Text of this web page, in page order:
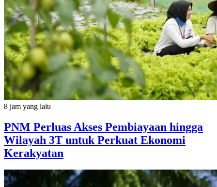
8 jam yang lalu
PNM Perluas Akses Pembiayaan hingga
Wilayah 3T untuk Perkuat Ekonomi
Kerakyatan